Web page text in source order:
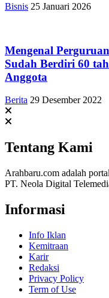
Bisnis 25 Januari 2026
Mengenal
Sudah Berdiri 60
Anggota
Berita 29 Desember 2022
Tentang Kami
Arahbaru.com adalah
PT. Neola Digital
Informasi
Info Iklan
Kemitraan
Karir
Redaksi
Privacy Policy
Term of Use